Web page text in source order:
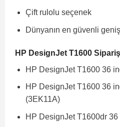
Çift rulolu seçenek
Dünyanın en güvenli geniş
HP DesignJet T1600
HP DesignJet T1600 36
HP DesignJet T1600 36
(3EK11A)
HP DesignJet T1600dr 36